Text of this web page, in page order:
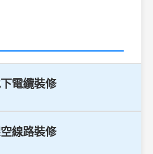
電纜裝修
線路裝修